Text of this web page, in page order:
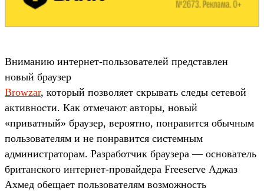
Вниманию интернет-пользователей представлен
новый браузер
Browzar, который позволяет скрывать следы сетевой
активности. Как отмечают авторы, новый
«приватный» браузер, вероятно, понравится обычным
пользователям и не понравится системным
администраторам. Разработчик браузера — основатель
британского интернет-провайдера Freeserve Аджаз
Ахмед обещает пользователям возможность